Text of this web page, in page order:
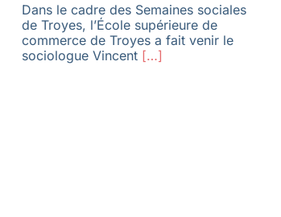
Dans le cadre des Semaines sociales
de Troyes, l’École supérieure de
commerce de Troyes a fait venir le
sociologue Vincent[…]